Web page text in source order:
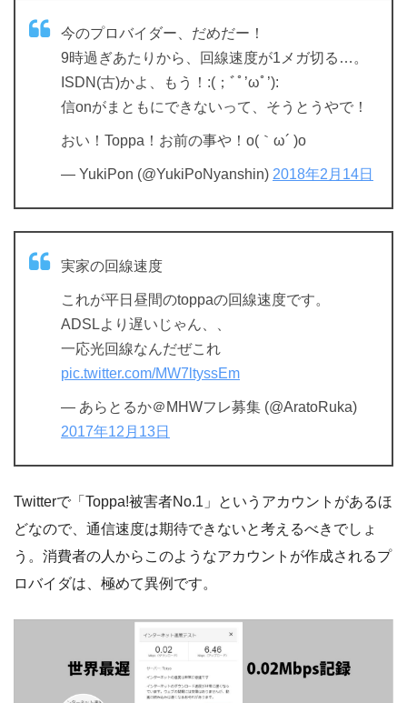
今のプロバイダー、だめだー！
9時過ぎあたりから、回線速度が1メガ切る…。
ISDN(古)かよ、もう！:(；ﾞﾟ’ωﾟ’):
信onがまともにできないって、そうとうやで！
おい！Toppa！お前の事や！o(｀ω´ )o
— YukiPon (@YukiPoNyanshin) 2018年2月14日
実家の回線速度
これが平日昼間のtoppaの回線速度です。
ADSLより遅いじゃん、、
一応光回線なんだぜこれ
pic.twitter.com/MW7ltyssEm
— あらとるか＠MHWフレ募集 (@AratoRuka)
2017年12月13日
Twitterで「Toppa!被害者No.1」というアカウントがあるほ
どなので、通信速度は期待できないと考えるべきでしょ
う。消費者の人からこのようなアカウントが作成されるプ
ロバイダは、極めて異例です。